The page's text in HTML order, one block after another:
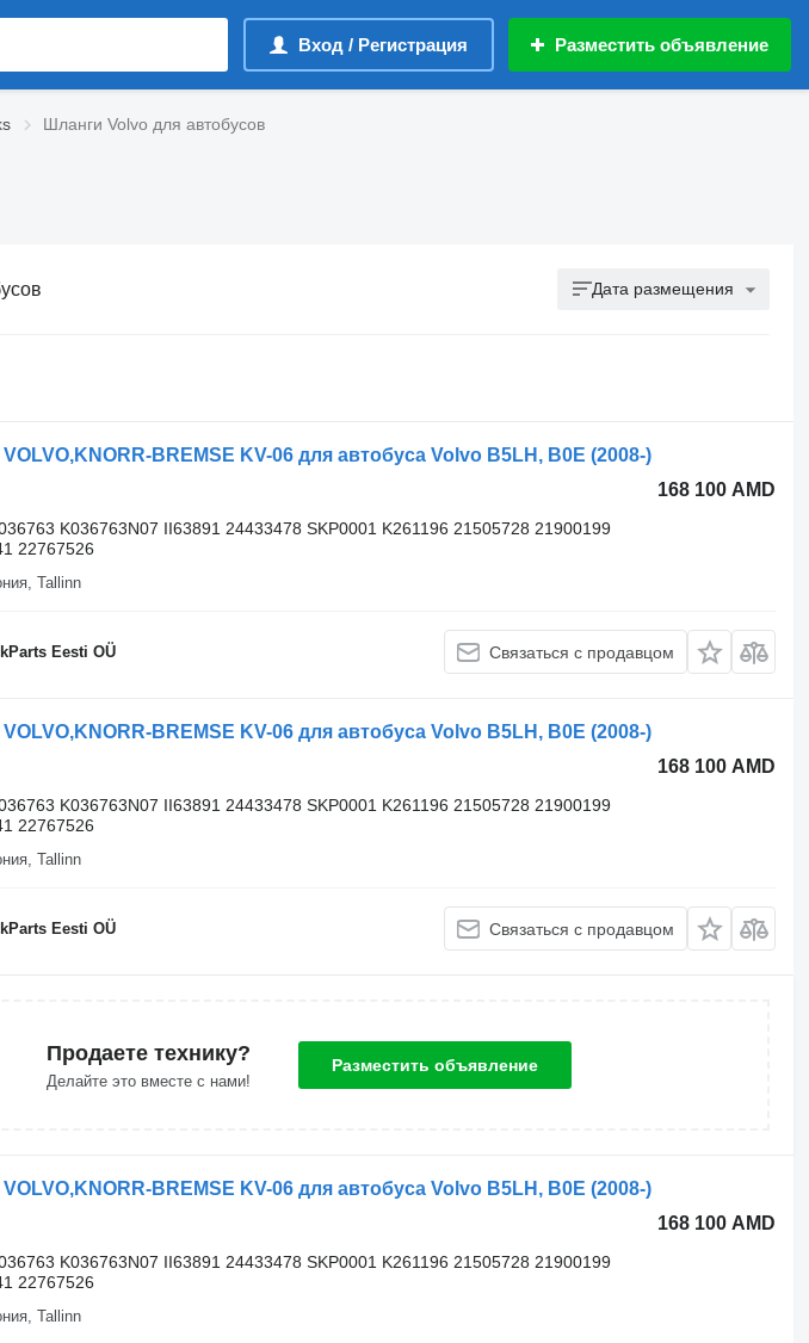
Вход / Регистрация Разместить объявление
Шланги Volvo для автобусов
Дата размещения
BREMSE KV-06 для автобуса Volvo B5LH, B0E (2008-)
168 100 AMD
K036763N07 II63891 24433478 SKP0001 K261196 21505728 21900199
22767526
Tallinn
Eesti OÜ Связаться с продавцом
BREMSE KV-06 для автобуса Volvo B5LH, B0E (2008-)
168 100 AMD
K036763N07 II63891 24433478 SKP0001 K261196 21505728 21900199
22767526
Tallinn
Eesti OÜ Связаться с продавцом
Продаете технику?
Делайте это вместе с нами!
Разместить объявление
BREMSE KV-06 для автобуса Volvo B5LH, B0E (2008-)
168 100 AMD
K036763N07 II63891 24433478 SKP0001 K261196 21505728 21900199
22767526
Tallinn